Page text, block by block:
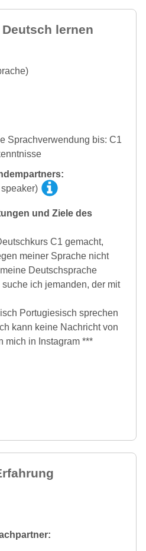
lernen
Sprachverwendung bis: C1
und Ziele des
C1 gemacht,
meiner Sprache nicht
Deutschsprache
ich jemanden, der mit
Portugiesisch sprechen
kann keine Nachricht von
mich in Instagram ***